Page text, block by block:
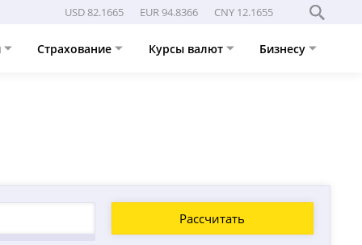
USD 82.1665 EUR 94.8366 CNY 12.1655
Страхование Курсы валют Бизнесу
Рассчитать